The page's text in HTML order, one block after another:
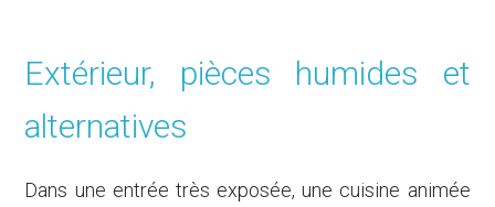
Extérieur, pièces humides et
alternatives
Dans une entrée très exposée, une cuisine animée